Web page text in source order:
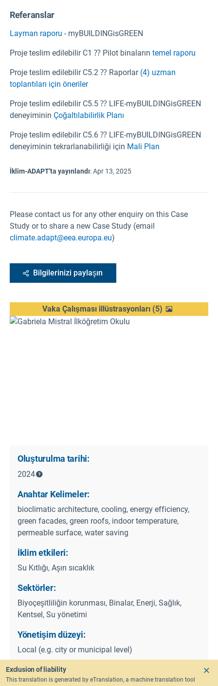
Referanslar
Layman raporu - myBUILDINGisGREEN
Proje teslim edilebilir C1 ⁇ Pilot binaların temel raporu
Proje teslim edilebilir C5.2 ⁇ Raporlar (4) uzman
toplantıları için öneriler
Proje teslim edilebilir C5.5 ⁇ LIFE-myBUILDINGisGREEN
deneyiminin Çoğaltılabilirlik Planı
Proje teslim edilebilir C5.6 ⁇ LIFE-myBUILDINGisGREEN
deneyiminin tekrarlanabilirliği için Mali Plan
İklim-ADAPT'ta yayınlandı:Apr 13, 2025
Please contact us for any other enquiry on this Case
Study or to share a new Case Study (email
climate.adapt@eea.europa.eu)
Bilgilerinizi paylaşın
Vaka Çalışması illüstrasyonları (5)
Oluşturulma tarihi:
2024
Anahtar Kelimeler:
bioclimatic architecture, cooling, energy efficiency,
green facades, green roofs, indoor temperature,
permeable surface, water saving
İklim etkileri:
Su Kıtlığı, Aşırı sıcaklık
Sektörler:
Biyoçeşitliliğin korunması, Binalar, Enerji, Sağlık,
Kentsel, Su yönetimi
Yönetişim düzeyi:
Local (e.g. city or municipal level)
Coğrafi karakterizasyon:
Exclusion of liability
This translation is generated by eTranslation, a machine translation tool